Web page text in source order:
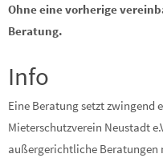
Ohne eine vorherige
Beratung.
Info
Eine Beratung setzt zwingend
Mieterschutzverein Neustadt
außergerichtliche Beratungen